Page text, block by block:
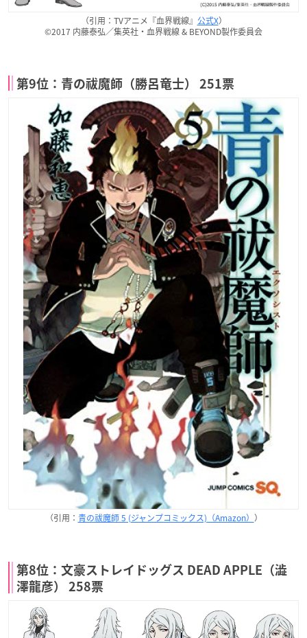
（引用：TVアニメ『血界戦線』 公式X）
©2017 内藤泰弘／集英社・血界戦線 & BEYOND製作委員会
第9位：青の祓魔師（勝呂竜士） 251票
（引用： 青の祓魔師 5 (ジャンプコミックス)（Amazon） ）
第8位：文豪ストレイドッグス DEAD APPLE（澁
澤龍彦） 258票